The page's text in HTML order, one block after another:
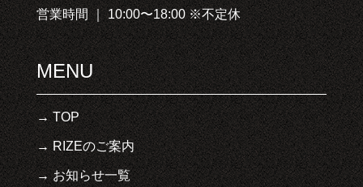
営業時間 ｜ 10:00〜18:00 ※不定休
MENU
TOP
RIZEのご案内
お知らせ一覧